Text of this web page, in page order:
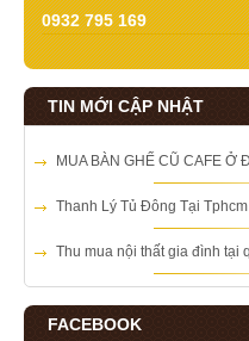
0932 795 169
TIN MỚI CẬP NHẬT
MUA BÀN GHẾ CŨ CAFE Ở
Thanh Lý Tủ Đông Tại Tphcm
Thu mua nội thất gia đình tại
FACEBOOK